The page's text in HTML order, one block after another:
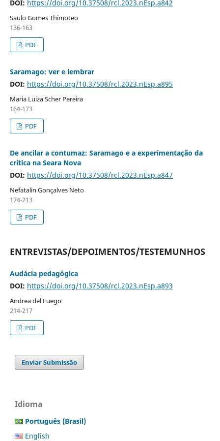
DOI: https://doi.org/10.37508/rcl.2023.nEsp.a842
Saulo Gomes Thimoteo
136-163
PDF
Saramago: ver e lembrar
DOI: https://doi.org/10.37508/rcl.2023.nEsp.a895
Maria Luiza Scher Pereira
164-173
PDF
De ancilar a contumaz: Saramago e a experimentação da
crítica na Seara Nova
DOI: https://doi.org/10.37508/rcl.2023.nEsp.a847
Nefatalin Gonçalves Neto
174-213
PDF
ENTREVISTAS/DEPOIMENTOS/TESTEMUNHOS
Audácia pedagógica
DOI: https://doi.org/10.37508/rcl.2023.nEsp.a893
Andrea del Fuego
214-217
PDF
Enviar Submissão
Idioma
Português (Brasil)
English